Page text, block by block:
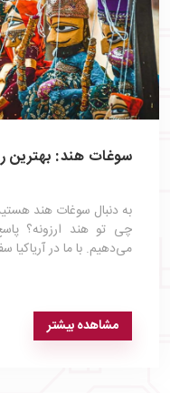
سوغات هند: بهترین
به دنبال سوغات هند
چی تو هند ارزونه؟
می‌دهیم. با ما در آریاکیا
مشاهده بیشتر